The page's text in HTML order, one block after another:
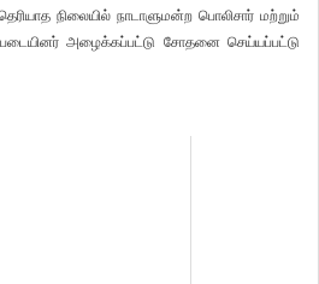
நிலையில் நாடாளுமன்ற பொலிசார் மற்றும்
படையினர் அழைக்கப்பட்டு சோதனை செய்யப்பட்டு